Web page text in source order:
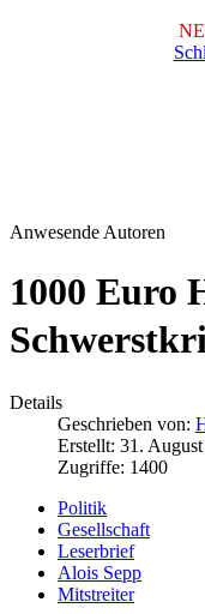
Anwesende Autoren
1000 Euro
Details
Geschrieben von:
Erstellt: 31.
Zugriffe: 1400
Politik
Gesellschaft
Leserbrief
Alois Sepp
Mitstreiter